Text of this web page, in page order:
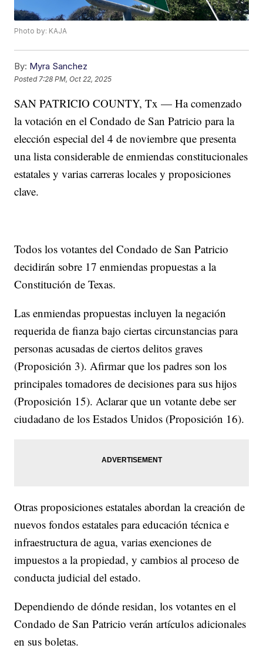
Photo by: KAJA
By: Myra Sanchez
Posted 7:28 PM, Oct 22, 2025
SAN PATRICIO COUNTY, Tx — Ha comenzado
la votación en el Condado de San Patricio para la
elección especial del 4 de noviembre que presenta
una lista considerable de enmiendas constitucionales
estatales y varias carreras locales y proposiciones
clave.
Todos los votantes del Condado de San Patricio
decidirán sobre 17 enmiendas propuestas a la
Constitución de Texas.
Las enmiendas propuestas incluyen la negación
requerida de fianza bajo ciertas circunstancias para
personas acusadas de ciertos delitos graves
(Proposición 3). Afirmar que los padres son los
principales tomadores de decisiones para sus hijos
(Proposición 15). Aclarar que un votante debe ser
ciudadano de los Estados Unidos (Proposición 16).
Otras proposiciones estatales abordan la creación de
nuevos fondos estatales para educación técnica e
infraestructura de agua, varias exenciones de
impuestos a la propiedad, y cambios al proceso de
conducta judicial del estado.
Dependiendo de dónde residan, los votantes en el
Condado de San Patricio verán artículos adicionales
en sus boletas.